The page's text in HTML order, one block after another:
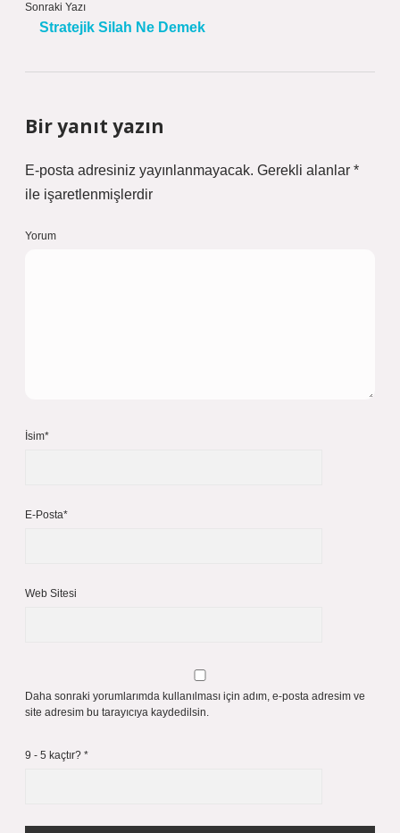
Sonraki Yazı
Stratejik Silah Ne Demek
Bir yanıt yazın
E-posta adresiniz yayınlanmayacak. Gerekli alanlar *
ile işaretlenmişlerdir
Yorum
İsim*
E-Posta*
Web Sitesi
Daha sonraki yorumlarımda kullanılması için adım, e-posta adresim ve
site adresim bu tarayıcıya kaydedilsin.
9 - 5 kaçtır? *